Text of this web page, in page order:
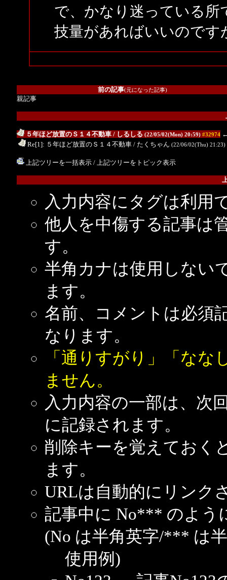
で、かなり迷っている
技量があればいいのです
前の記事(元になった記事)
親記事
５年ほど放置のＳ１４不動車/ しるしる (22/05/02(Mon) 20:59) #32974
Re[1]: ５年ほど放置のＳ１４不動車/ たくちゃん (22/06/02(Thu) 21:23)
上記ツリーを一括表示/ 上記ツリーをトピック表示
入力内容にタグは利用
他人を中傷する記事は
す。
半角カナは使用しない
ます。
名前、コメントは必須
なります。
「通りすがり」「な
ません。
入力内容の一部は、次
に記録されます。
削除キーを覚えておく
ます。
URLは自動的にリンク
記事中に No*** のよう
(No は半角英字/*** は
使用例)